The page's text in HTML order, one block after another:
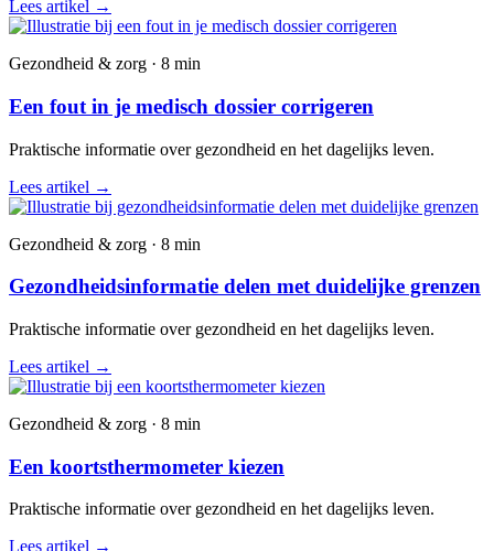
Lees artikel →
Gezondheid & zorg · 8 min
Een fout in je medisch dossier corrigeren
Praktische informatie over gezondheid en het dagelijks leven.
Lees artikel →
Gezondheid & zorg · 8 min
Gezondheidsinformatie delen met duidelijke grenzen
Praktische informatie over gezondheid en het dagelijks leven.
Lees artikel →
Gezondheid & zorg · 8 min
Een koortsthermometer kiezen
Praktische informatie over gezondheid en het dagelijks leven.
Lees artikel →